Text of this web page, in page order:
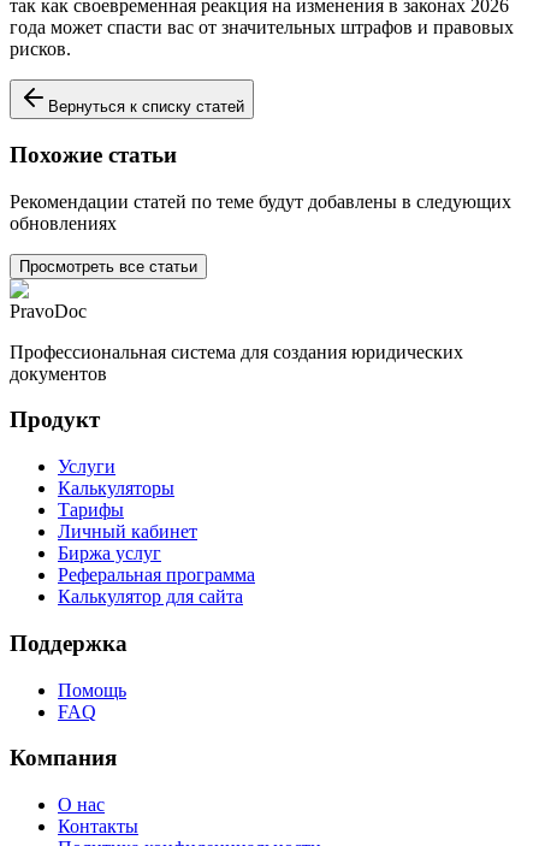
так как своевременная реакция на изменения в законах 2026
года может спасти вас от значительных штрафов и правовых
рисков.
Вернуться к списку статей
Похожие статьи
Рекомендации статей по теме будут добавлены в следующих
обновлениях
Просмотреть все статьи
PravoDoc
Профессиональная система для создания юридических
документов
Продукт
Услуги
Калькуляторы
Тарифы
Личный кабинет
Биржа услуг
Реферальная программа
Калькулятор для сайта
Поддержка
Помощь
FAQ
Компания
О нас
Контакты